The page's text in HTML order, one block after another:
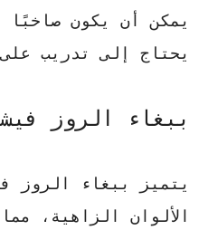
يمكن أن يكون صاخبًا
يحتاج إلى تدريب
ببغاء الروز
يتميز ببغاء الروز
الألوان الزاهية،